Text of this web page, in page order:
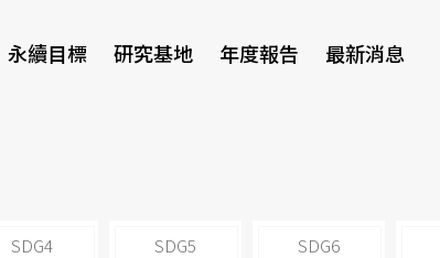
永續目標 研究基地 年度報告 最新消息
SDG4 SDG5 SDG6